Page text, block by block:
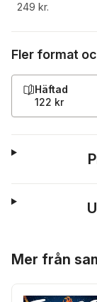
249 kr.
Fler format
Häftad
122 kr
Mer från